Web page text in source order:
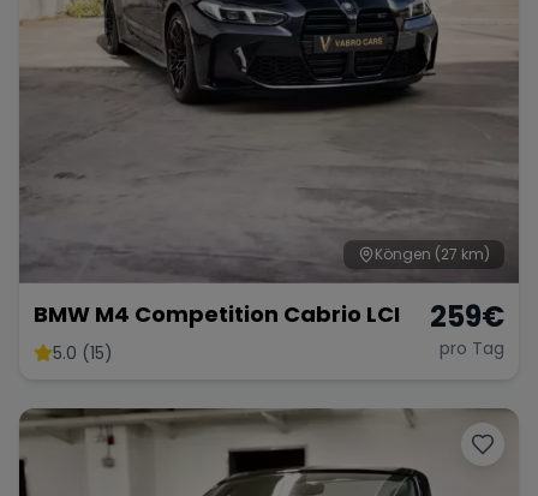
Köngen (27 km)
BMW M4 Competition Cabrio LCI
5.0 (15)
259€
pro Tag